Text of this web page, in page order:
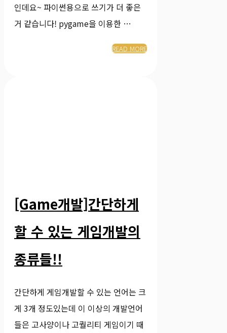
인데요~ 파이썬용으로 쓰기가 더 좋은
거 같습니다! pygame을 이용한 …
READ MORE
[Game개발]간단하게
할 수 있는 게임개발의
종류들!!
간단하게 게임개발할 수 있는 언어는 크
게 3개 정도있는데 이 이상의 개발언어
들은 고사양이나 고퀄리티 게임이기 때